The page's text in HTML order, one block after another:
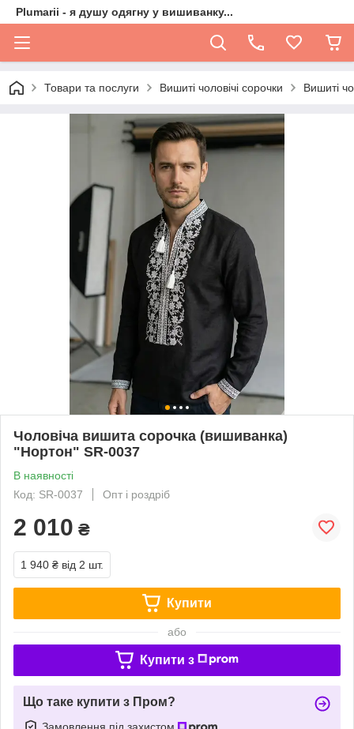
Plumarii - я душу одягну у вишиванку...
Товари та послуги Вишиті чоловічі сорочки Вишиті
Чоловіча вишита сорочка (вишиванка)
"Нортон" SR-0037
В наявності
Код: SR-0037
Опт і роздріб
2 010 ₴
1 940 ₴ від 2 шт.
Купити
або
Купити з
Що таке купити з Пром?
Замовлення під захистом